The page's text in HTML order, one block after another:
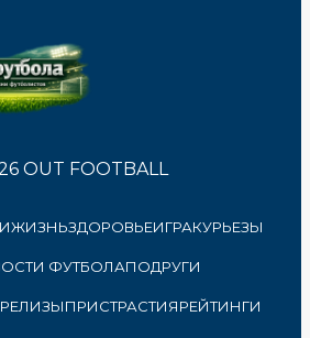
OUT FOOTBALL
ЖИЗНЬЗДОРОВЬЕИГРАКУРЬЕЗЫ
ФУТБОЛАПОДРУГИ
ПРИСТРАСТИЯРЕЙТИНГИ